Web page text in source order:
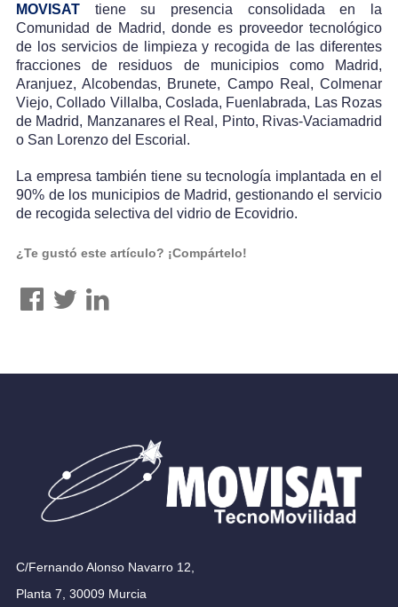
MOVISAT
tiene su presencia consolidada en la
Comunidad de Madrid, donde es proveedor tecnológico
de los servicios de limpieza y recogida de las diferentes
fracciones de residuos de municipios como Madrid,
Aranjuez, Alcobendas, Brunete, Campo Real, Colmenar
Viejo, Collado Villalba, Coslada, Fuenlabrada, Las Rozas
de Madrid, Manzanares el Real, Pinto, Rivas-Vaciamadrid
o San Lorenzo del Escorial.
La empresa también tiene su tecnología implantada en el
90% de los municipios de Madrid, gestionando el servicio
de recogida selectiva del vidrio de Ecovidrio.
¿Te gustó este artículo? ¡Compártelo!
C/Fernando Alonso Navarro 12,
Planta 7, 30009 Murcia